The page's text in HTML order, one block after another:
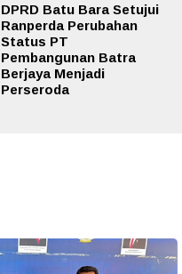
DPRD Batu Bara Setujui
Ranperda Perubahan
Status PT
Pembangunan Batra
Berjaya Menjadi
Perseroda